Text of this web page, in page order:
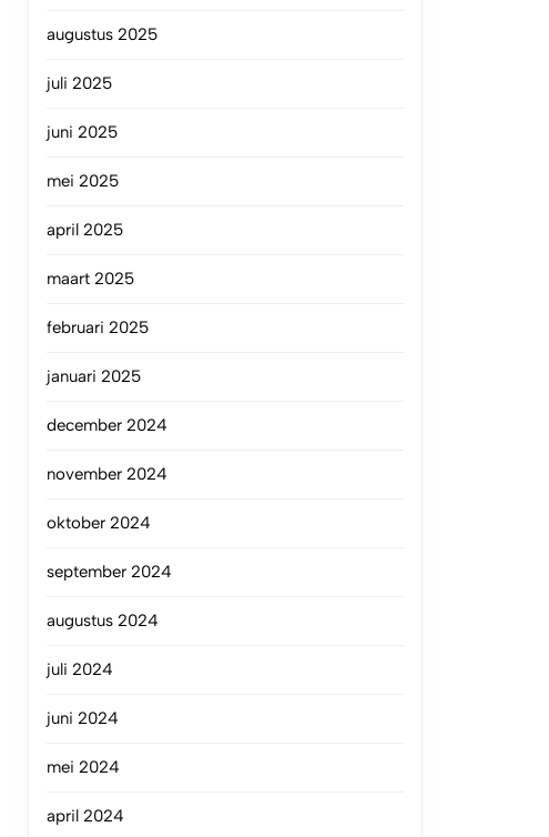
augustus 2025
juli 2025
juni 2025
mei 2025
april 2025
maart 2025
februari 2025
januari 2025
december 2024
november 2024
oktober 2024
september 2024
augustus 2024
juli 2024
juni 2024
mei 2024
april 2024